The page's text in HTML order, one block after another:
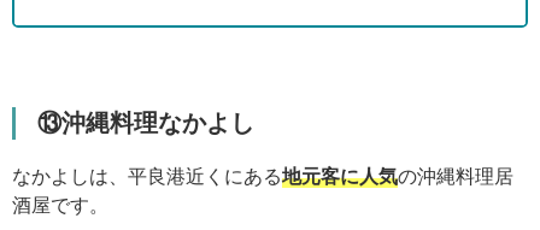
⑬沖縄料理なかよし
なかよしは、平良港近くにある地元客に人気の沖縄料理居
酒屋です。